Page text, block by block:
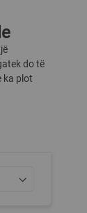
do të
ka plot